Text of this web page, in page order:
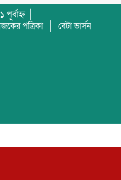
পত্রিকা বেটা ভার্সন